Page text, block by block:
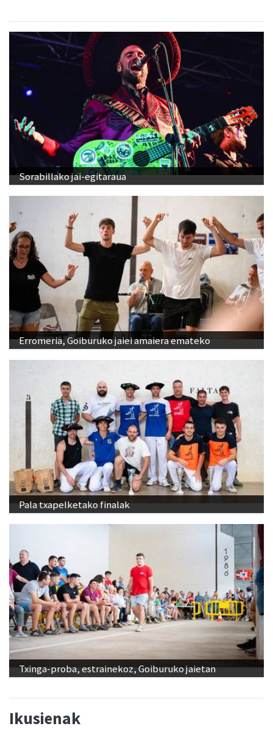
Sorabillako jai-egitaraua
Erromeria, Goiburuko jaiei amaiera emateko
Pala txapelketako finalak
Txinga-proba, estrainekoz, Goiburuko jaietan
Ikusienak